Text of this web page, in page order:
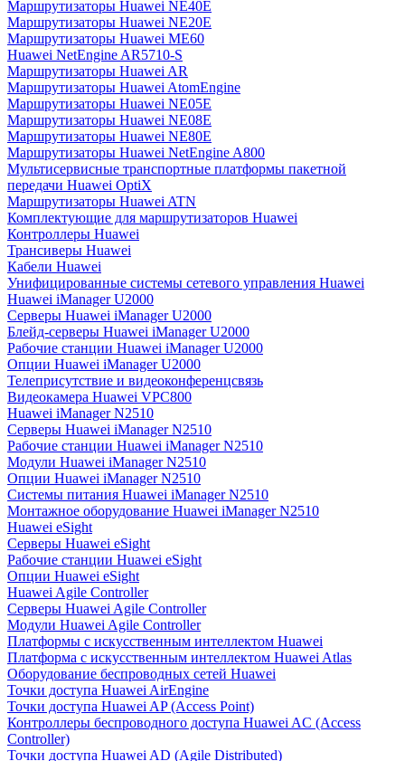
Маршрутизаторы Huawei NE40E
Маршрутизаторы Huawei NE20E
Маршрутизаторы Huawei ME60
Huawei NetEngine AR5710-S
Маршрутизаторы Huawei AR
Маршрутизаторы Huawei AtomEngine
Маршрутизаторы Huawei NE05E
Маршрутизаторы Huawei NE08E
Маршрутизаторы Huawei NE80E
Маршрутизаторы Huawei NetEngine A800
Мультисервисные транспортные платформы пакетной
передачи Huawei OptiX
Маршрутизаторы Huawei ATN
Комплектующие для маршрутизаторов Huawei
Контроллеры Huawei
Трансиверы Huawei
Кабели Huawei
Унифицированные системы сетевого управления Huawei
Huawei iManager U2000
Серверы Huawei iManager U2000
Блейд-серверы Huawei iManager U2000
Рабочие станции Huawei iManager U2000
Опции Huawei iManager U2000
Телеприсутствие и видеоконференцсвязь
Видеокамера Huawei VPC800
Huawei iManager N2510
Серверы Huawei iManager N2510
Рабочие станции Huawei iManager N2510
Модули Huawei iManager N2510
Опции Huawei iManager N2510
Системы питания Huawei iManager N2510
Монтажное оборудование Huawei iManager N2510
Huawei eSight
Серверы Huawei eSight
Рабочие станции Huawei eSight
Опции Huawei eSight
Huawei Agile Controller
Серверы Huawei Agile Controller
Модули Huawei Agile Controller
Платформы с искусственным интеллектом Huawei
Платформа с искусственным интеллектом Huawei Atlas
Оборудование беспроводных сетей Huawei
Точки доступа Huawei AirEngine
Точки доступа Huawei AP (Access Point)
Контроллеры беспроводного доступа Huawei AC (Access
Controller)
Точки доступа Huawei AD (Agile Distributed)